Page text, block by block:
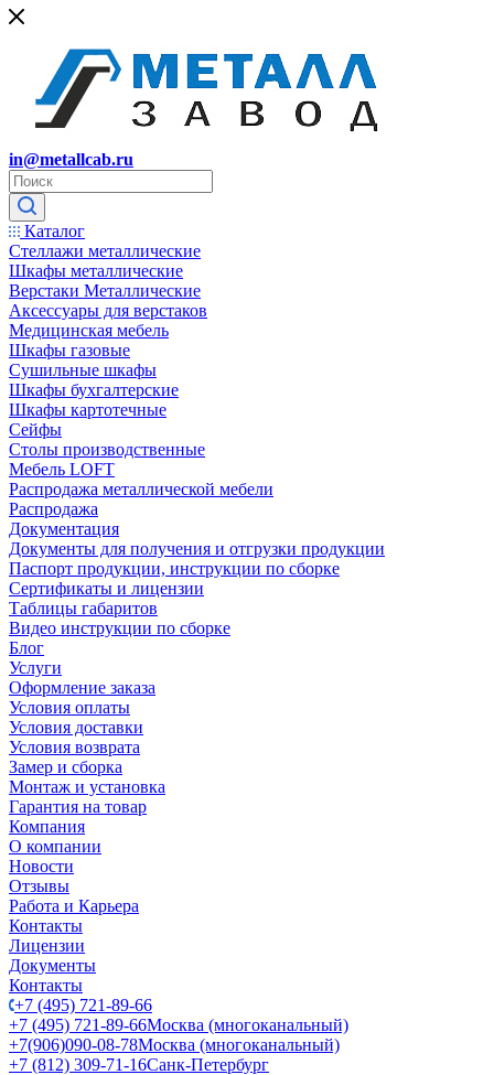
in@metallcab.ru
Каталог
Стеллажи металлические
Шкафы металлические
Верстаки Металлические
Аксессуары для верстаков
Медицинская мебель
Шкафы газовые
Сушильные шкафы
Шкафы бухгалтерские
Шкафы картотечные
Сейфы
Столы производственные
Мебель LOFT
Распродажа металлической мебели
Распродажа
Документация
Документы для получения и отгрузки продукции
Паспорт продукции, инструкции по сборке
Сертификаты и лицензии
Таблицы габаритов
Видео инструкции по сборке
Блог
Услуги
Оформление заказа
Условия оплаты
Условия доставки
Условия возврата
Замер и сборка
Монтаж и установка
Гарантия на товар
Компания
О компании
Новости
Отзывы
Работа и Карьера
Контакты
Лицензии
Документы
Контакты
+7 (495) 721-89-66
+7 (495) 721-89-66Москва (многоканальный)
+7(906)090-08-78Москва (многоканальный)
+7 (812) 309-71-16Санк-Петербург